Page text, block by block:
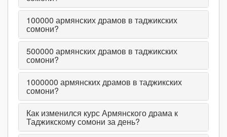
100000 армянских драмов в таджикских
сомони?
500000 армянских драмов в таджикских
сомони?
1000000 армянских драмов в таджикских
сомони?
Как изменился курс Армянского драма к
Таджикскому сомони за день?